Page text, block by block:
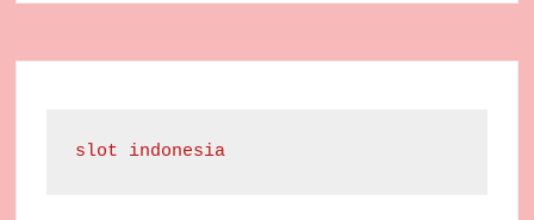
slot indonesia